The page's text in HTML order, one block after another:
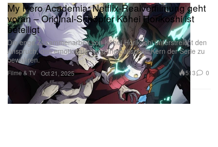
Filme & TV
My Hero Academia: Netflix-Realverfilmung geht
voran – Original-Schöpfer Kōhei Horikoshi ist
beteiligt
Die enge Zusammenarbeit von Kōhei Horikoshi unterstreicht den
Anspruch, den emotionalen und thematischen Kern der Serie zu
bewahren.
Oct 21, 2025 513 0